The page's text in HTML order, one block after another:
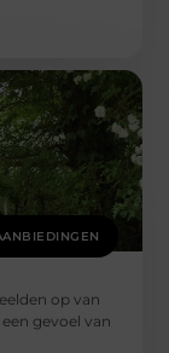
op van
gevoel van